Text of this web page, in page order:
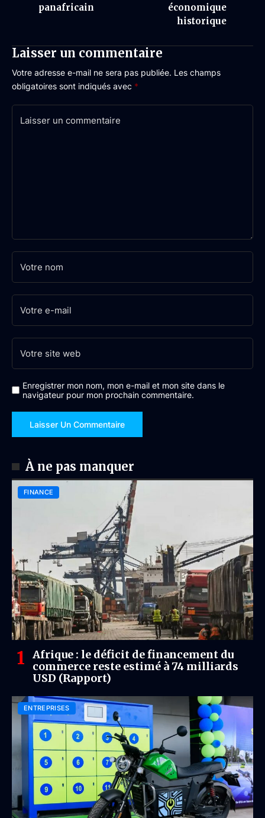
panafricain
économique
historique
Laisser un commentaire
Votre adresse e-mail ne sera pas publiée. Les champs
obligatoires sont indiqués avec *
Enregistrer mon nom, mon e-mail et mon site dans le
navigateur pour mon prochain commentaire.
À ne pas manquer
FINANCE
Afrique : le déficit de financement du
commerce reste estimé à 74 milliards
USD (Rapport)
ENTREPRISES